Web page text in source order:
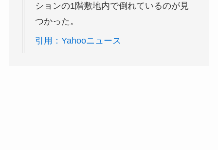
ションの1階敷地内で倒れているのが見
つかった。
引用：Yahooニュース